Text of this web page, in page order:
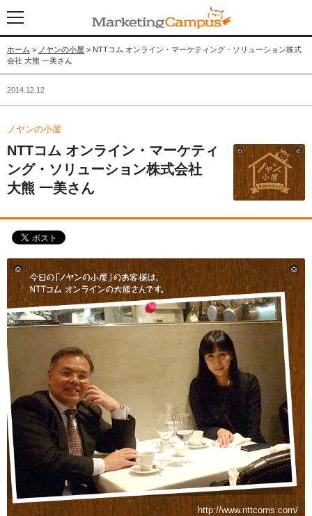
ホーム > ノヤンの小屋 > NTTコム オンライン・マーケティング・ソリューション株式
会社 大熊 一美さん
2014.12.12
ノヤンの小屋
NTTコム オンライン・マーケティ
ング・ソリューション株式会社
大熊 一美さん
http://www.nttcoms.com/